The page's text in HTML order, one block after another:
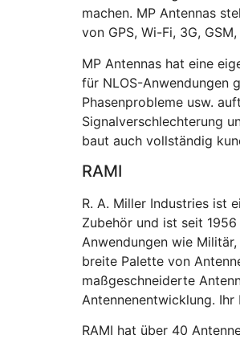
machen. MP Antennas
von GPS, Wi-Fi, 3G,
MP Antennas hat eine
für NLOS-Anwendungen
Phasenprobleme usw.
Signalverschlechterung
baut auch vollständig
RAMI
R. A. Miller Industries ist
Zubehör und ist seit
Anwendungen wie
breite Palette von
maßgeschneiderte
Antennenentwicklung.
RAMI hat über 40